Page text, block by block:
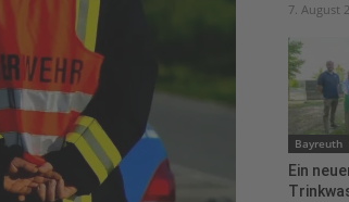
7. August
Bayreuth
Ein